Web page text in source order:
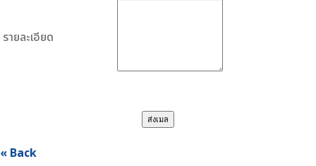
รายละเอียด
« Back